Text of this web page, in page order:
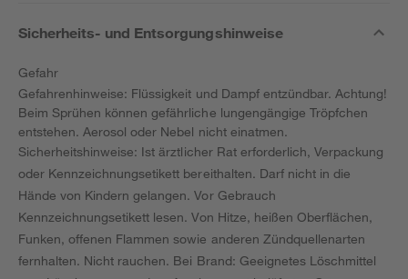
Sicherheits- und Entsorgungshinweise
Gefahr
Gefahrenhinweise: Flüssigkeit und Dampf entzündbar. Achtung!
Beim Sprühen können gefährliche lungengängige Tröpfchen
entstehen. Aerosol oder Nebel nicht einatmen.
Sicherheitshinweise: Ist ärztlicher Rat erforderlich, Verpackung
oder Kennzeichnungsetikett bereithalten. Darf nicht in die
Hände von Kindern gelangen. Vor Gebrauch
Kennzeichnungsetikett lesen. Von Hitze, heißen Oberflächen,
Funken, offenen Flammen sowie anderen Zündquellenarten
fernhalten. Nicht rauchen. Bei Brand: Geeignetes Löschmittel